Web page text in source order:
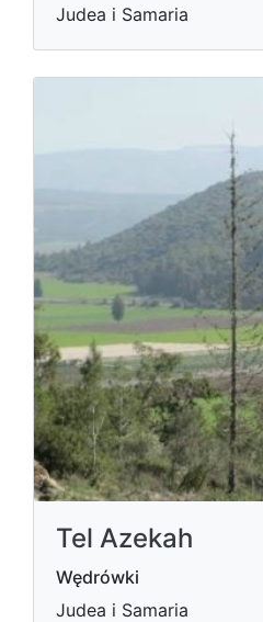
Judea i Samaria
Tel Azekah
Wędrówki
Judea i Samaria